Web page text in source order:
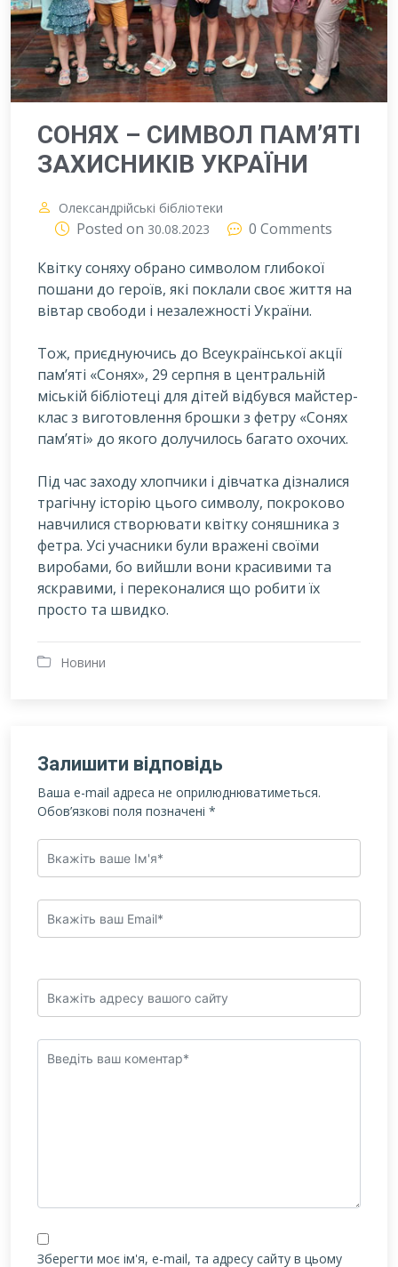
СОНЯХ – СИМВОЛ ПАМ’ЯТІ
ЗАХИСНИКІВ УКРАЇНИ
Олександрійські бібліотеки
Posted on 30.08.2023
0 Comments
Квітку соняху обрано символом глибокої
пошани до героїв, які поклали своє життя на
вівтар свободи і незалежності України.
Тож, приєднуючись до Всеукраїнської акції
пам’яті «Сонях», 29 серпня в центральній
міській бібліотеці для дітей відбувся майстер-
клас з виготовлення брошки з фетру «Сонях
пам’яті» до якого долучилось багато охочих.
Під час заходу хлопчики і дівчатка дізналися
трагічну історію цього символу, покроково
навчилися створювати квітку соняшника з
фетра. Усі учасники були вражені своїми
виробами, бо вийшли вони красивими та
яскравими, і переконалися що робити їх
просто та швидко.
Новини
Залишити відповідь
Ваша e-mail адреса не оприлюднюватиметься.
Обов’язкові поля позначені *
Зберегти моє ім'я, e-mail, та адресу сайту в цьому